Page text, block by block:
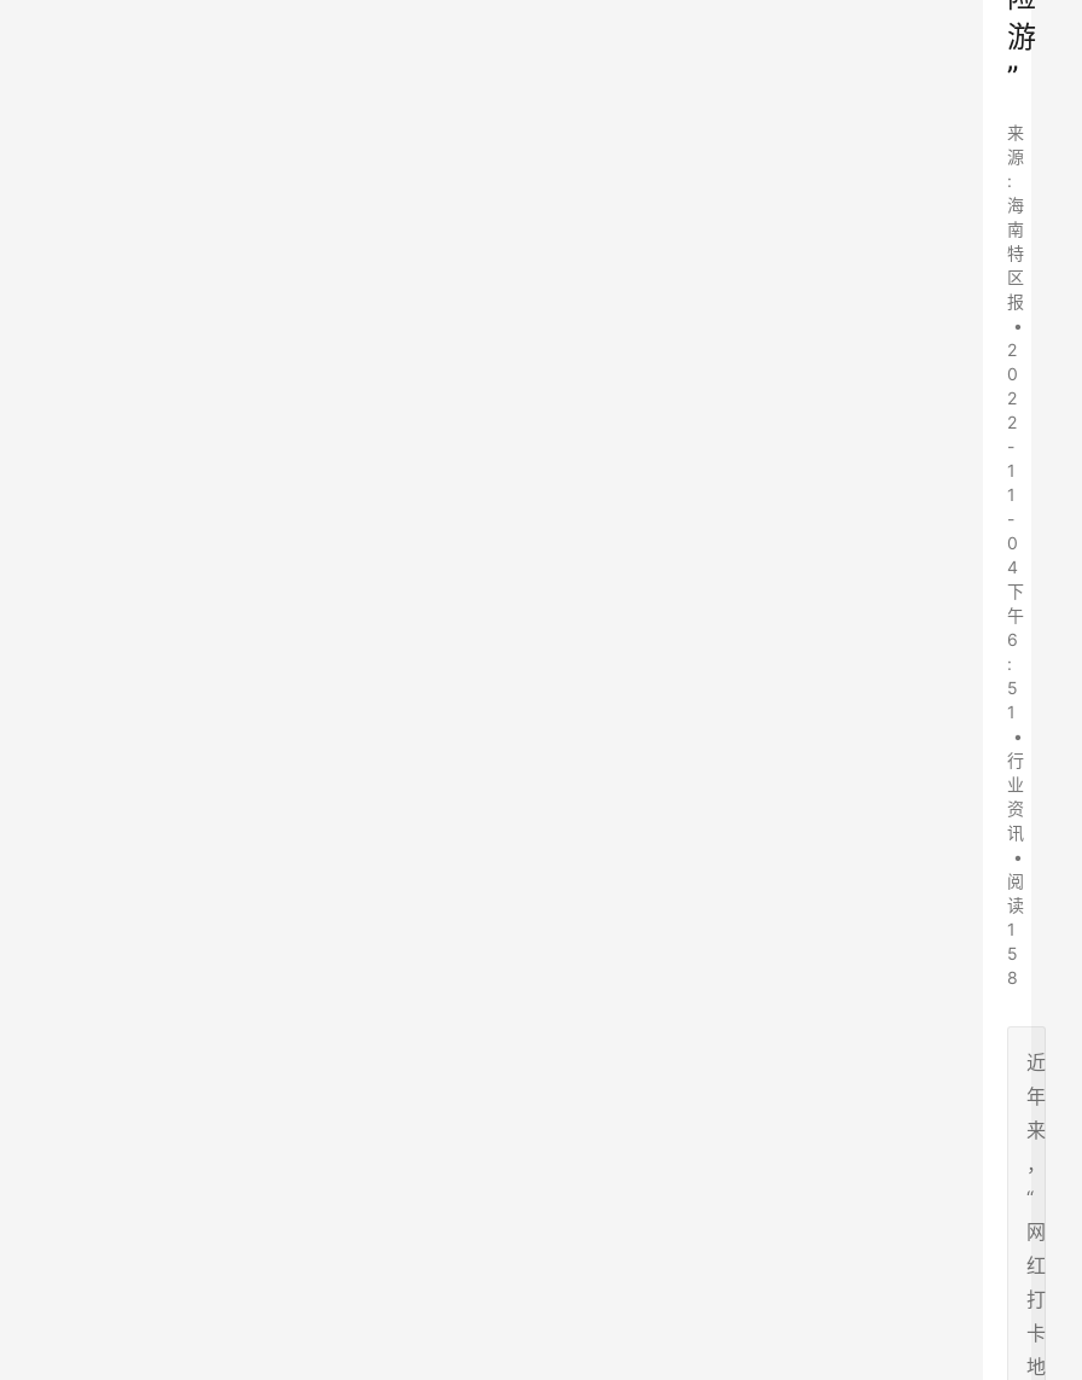
游
”
来
源
:
海
南
特
区
报
•
2
0
2
2
-
1
1
-
0
4
下
午
6
:
5
1
•
行
业
资
讯
•
阅
读
1
5
8
近
年
来
，
“
网
红
打
卡
地